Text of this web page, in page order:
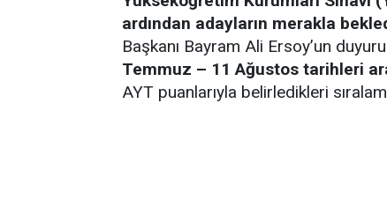
ardından adayların merakla
Başkanı Bayram Ali Ersoy’un
Temmuz – 11 Ağustos tarihleri
AYT puanlarıyla belirledikleri